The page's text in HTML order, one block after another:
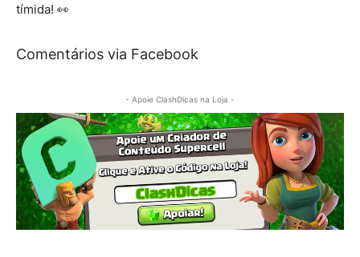
tímida! 👀
Comentários via Facebook
- Apoie ClashDicas na Loja -